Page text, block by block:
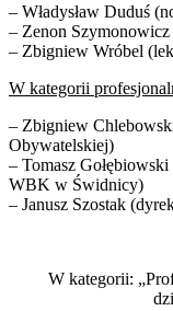
– Władysław Duduś
– Zenon
– Zbigniew Wróbel
W kategorii
– Zbigniew
Obywatelskiej)
– Tomasz
WBK w Świdnicy)
– Janusz Szostak
W kategorii: